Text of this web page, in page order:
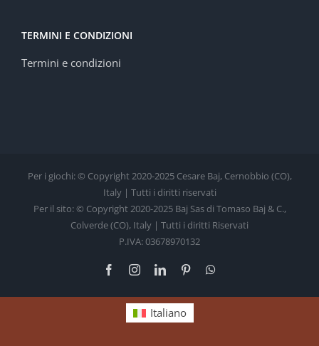
TERMINI E CONDIZIONI
Termini e condizioni
Per i giochi: © Copyright 2020-2025 Cesare Baj, Cernobbio (CO),
Italy | Tutti i diritti riservati
Per il sito: © Copyright 2020-2025 Baj Sas di Tomaso Baj & C.,
Colverde (CO), Italy | Tutti i diritti Riservati
P.IVA: 03678970132
FacebookInstagramLinkedInPinterest
Italiano